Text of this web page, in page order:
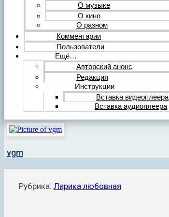
О музыке
О кино
О разном
Комментарии
Пользователи
Ещё…
Авторский анонс
Редакция
Инструкции
Вставка видеоплеера
Вставка аудиоплеера
vgm
Рубрика: Лирика любовная